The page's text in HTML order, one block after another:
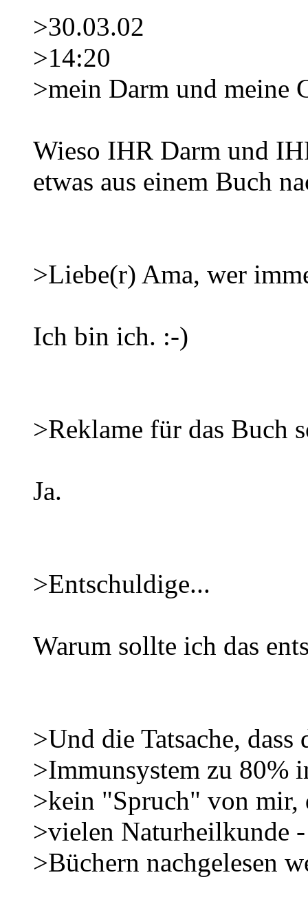
>30.03.02
>14:20
>mein Darm und meine
Wieso IHR Darm und
etwas aus einem Buch
>Liebe(r) Ama, wer
Ich bin ich. :-)
>Reklame für das Buch
Ja.
>Entschuldige...
Warum sollte ich das
>Und die Tatsache, dass
>Immunsystem zu 80%
>kein "Spruch" von mir,
>vielen Naturheilkunde
>Büchern nachgelesen